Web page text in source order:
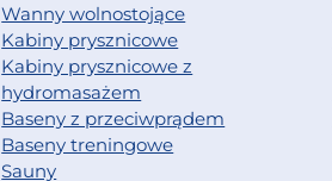
Wanny wolnostojące
Kabiny prysznicowe
Kabiny prysznicowe z
hydromasażem
Baseny z przeciwprądem
Baseny treningowe
Sauny